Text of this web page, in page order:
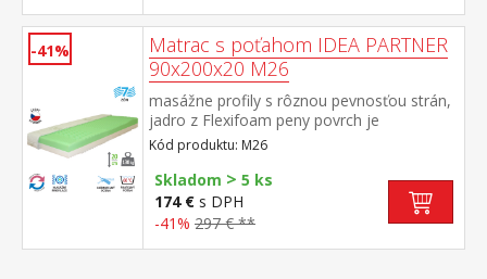
-41%
Matrac s poťahom IDEA PARTNER
90x200x20 M26
masážne profily s rôznou pevnosťou strán,
jadro z Flexifoam peny povrch je
vyprofilovaný do 7 anatomických zón na
oboch stranách tvrdá (biela) a mäkká
(svetlo zelená) strana vhodný pre všetky
typy roštov vhodný pre alergikov, poťah
snímateľný a prateľný do 60 °C odporúčaná
Kód produktu: M26
Skladom > 5 ks
174 € s DPH
-41% 297 € **